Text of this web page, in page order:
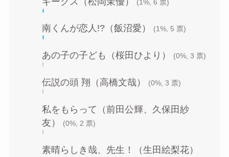
(1%, 6 票)
南くんが恋人!?（飯沼愛） (1%, 5 票)
あの子の子ども（桜田ひより） (0%, 3 票)
伝説の頭 翔（高橋文哉） (0%, 3 票)
私をもらって（前田公輝、久保田紗
友）
(0%, 2 票)
素晴らしき哉、先生！（生田絵梨花）